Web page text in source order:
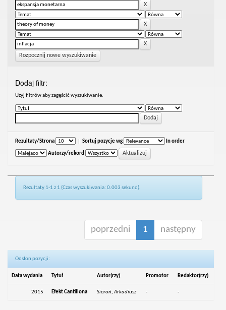
Rozpocznij nowe wyszukiwanie
Dodaj filtr:
Uzyj filtrów aby zagęścić wyszukiwanie.
Rezultaty/Strona Sortuj pozycje wg In order
Autorzy/rekord
Rezultaty 1-1 z 1 (Czas wyszukiwania: 0.003 sekund).
poprzedni 1 następny
Odsłon pozycji:
Data wydania Tytuł Autor(rzy) Promotor Redaktor(rzy)
2015 Efekt Cantillona Sieroń, Arkadiusz - -